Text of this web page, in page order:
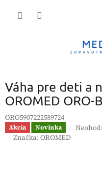
Váha pre deti a
OROMED ORO-
ORO5907222589724
Akcia Novinka
Značka:OROMED